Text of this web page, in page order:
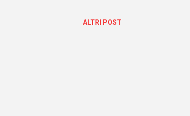
ALTRI POST